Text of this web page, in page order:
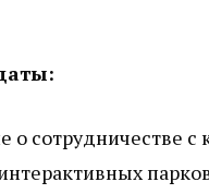
сотрудничестве с